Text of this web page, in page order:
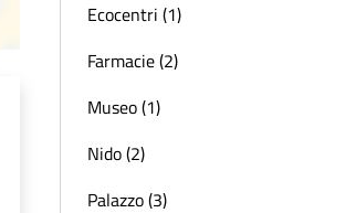
Ecocentri (1)
Farmacie (2)
Museo (1)
Nido (2)
Palazzo (3)